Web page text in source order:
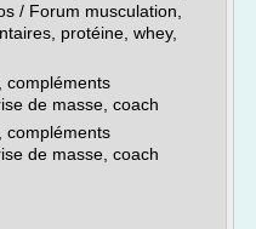
/ Forum musculation,
protéine, whey,
compléments
de masse, coach
compléments
de masse, coach